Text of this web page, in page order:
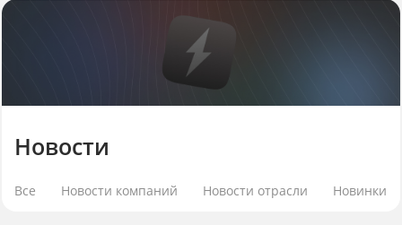
Новости
Все Новости компаний Новости отрасли Новинки